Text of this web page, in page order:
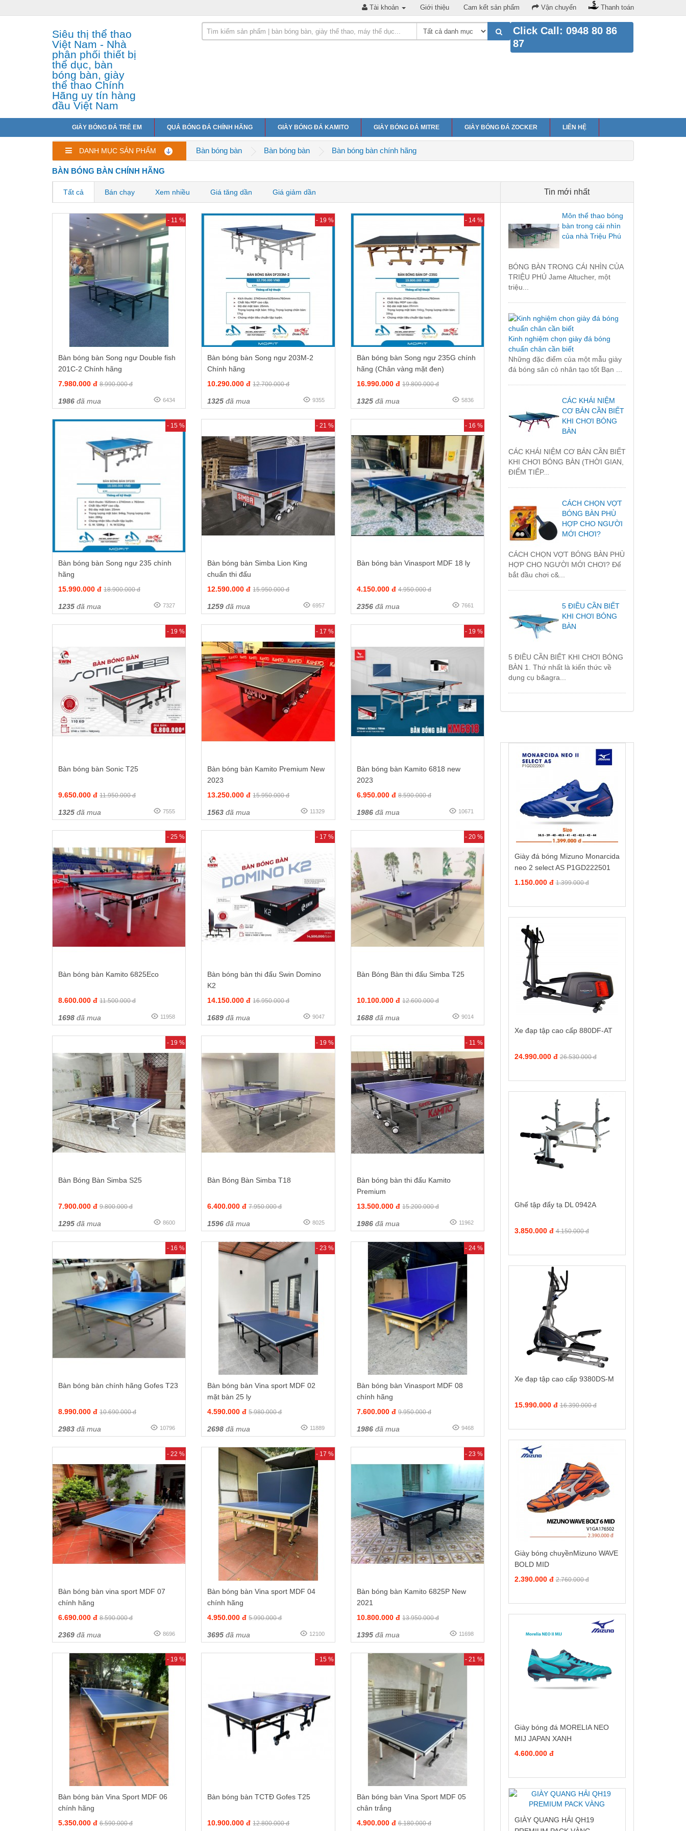
Tài khoản Giới thiệu Cam kết sản phẩm Vận chuyển Thanh toán
Siêu thị thể thao
Việt Nam - Nhà
phân phối thiết bị
thể dục, bàn
bóng bàn, giày
thể thao Chính
Hãng uy tín hàng
đầu Việt Nam
Click Call: 0948 80 86
87
GIÀY BÓNG ĐÁ TRẺ EM QUẢ BÓNG ĐÁ CHÍNH HÃNG GIÀY BÓNG ĐÁ KAMITO GIÀY BÓNG ĐÁ MITRE GIÀY BÓNG ĐÁ ZOCKER LIÊN HỆ
DANH MỤC SẢN PHẨM Bàn bóng bàn Bàn bóng bàn Bàn bóng bàn chính hãng
BÀN BÓNG BÀN CHÍNH HÃNG
Tất cả Bán chạy Xem nhiều Giá tăng dần Giá giảm dần
- 11 %
Bàn bóng bàn Song ngư Double fish
201C-2 Chính hãng
7.980.000 đ 8.990.000 đ
1986 đã mua 6434
- 19 %
Bàn bóng bàn Song ngư 203M-2
Chính hãng
10.290.000 đ 12.700.000 đ
1325 đã mua 9355
- 14 %
Bàn bóng bàn Song ngư 235G chính
hãng (Chân vàng mặt đen)
16.990.000 đ 19.800.000 đ
1325đã mua 5836
- 15 %
Bàn bóng bàn Song ngư 235 chính
hãng
15.990.000 đ 18.900.000 đ
1235 đã mua 7327
- 21 %
Bàn bóng bàn Simba Lion King
chuẩn thi đấu
12.590.000 đ 15.950.000 đ
1259 đã mua 6957
- 16 %
Bàn bóng bàn Vinasport MDF 18 ly
4.150.000 đ 4.950.000 đ
2356đã mua 7661
- 19 %
Bàn bóng bàn Sonic T25
9.650.000 đ 11.950.000 đ
1325 đã mua 7555
- 17 %
Bàn bóng bàn Kamito Premium New
2023
13.250.000 đ 15.950.000 đ
1563 đã mua 11329
- 19 %
Bàn bóng bàn Kamito 6818 new
2023
6.950.000 đ 8.590.000 đ
1986đã mua 10671
- 25 %
Bàn bóng bàn Kamito 6825Eco
8.600.000 đ 11.500.000 đ
1698 đã mua 11958
- 17 %
Bàn bóng bàn thi đấu Swin Domino
K2
14.150.000 đ 16.950.000 đ
1689 đã mua 9047
- 20 %
Bàn Bóng Bàn thi đấu Simba T25
10.100.000 đ 12.600.000 đ
1688đã mua 9014
- 19 %
Bàn Bóng Bàn Simba S25
7.900.000 đ 9.800.000 đ
1295 đã mua 8600
- 19 %
Bàn Bóng Bàn Simba T18
6.400.000 đ 7.950.000 đ
1596 đã mua 8025
- 11 %
Bàn bóng bàn thi đấu Kamito
Premium
13.500.000 đ 15.200.000 đ
1986đã mua 11962
- 16 %
Bàn bóng bàn chính hãng Gofes T23
8.990.000 đ 10.690.000 đ
2983 đã mua 10796
- 23 %
Bàn bóng bàn Vina sport MDF 02
mặt bàn 25 ly
4.590.000 đ 5.980.000 đ
2698 đã mua 11889
- 24 %
Bàn bóng bàn Vinasport MDF 08
chính hãng
7.600.000 đ 9.950.000 đ
1986đã mua 9468
- 22 %
Bàn bóng bàn vina sport MDF 07
chính hãng
6.690.000 đ 8.590.000 đ
2369 đã mua 8696
- 17 %
Bàn bóng bàn Vina sport MDF 04
chính hãng
4.950.000 đ 5.990.000 đ
3695 đã mua 12100
- 23 %
Bàn bóng bàn Kamito 6825P New
2021
10.800.000 đ 13.950.000 đ
1395đã mua 11698
- 19 %
Bàn bóng bàn Vina Sport MDF 06
chính hãng
5.350.000 đ 6.590.000 đ
- 15 %
Bàn bóng bàn TCTĐ Gofes T25
10.900.000 đ 12.800.000 đ
- 21 %
Bàn bóng bàn Vina Sport MDF 05
chân trắng
4.900.000 đ 6.180.000 đ
Tin mới nhất
Môn thể thao bóng
bàn trong cái nhìn
của nhà Triệu Phú
BÓNG BÀN TRONG CÁI NHÌN CỦA
TRIỆU PHÚ Jame Altucher, một
triệu...
Kinh nghiệm chọn giày đá bóng
chuẩn chân cần biết
Những đặc điểm của một mẫu giày
đá bóng sân cỏ nhân tạo tốt Bạn ...
CÁC KHÁI NIỆM
CƠ BẢN CẦN BIẾT
KHI CHƠI BÓNG
BÀN
CÁC KHÁI NIỆM CƠ BẢN CẦN BIẾT
KHI CHƠI BÓNG BÀN (THỜI GIAN,
ĐIỂM TIẾP...
CÁCH CHỌN VỢT
BÓNG BÀN PHÙ
HỢP CHO NGƯỜI
MỚI CHƠI?
CÁCH CHỌN VỢT BÓNG BÀN PHÙ
HỢP CHO NGƯỜI MỚI CHƠI? Để
bắt đầu chơi c&...
5 ĐIỀU CẦN BIẾT
KHI CHƠI BÓNG
BÀN
5 ĐIỀU CẦN BIẾT KHI CHƠI BÓNG
BÀN 1. Thứ nhất là kiến thức về
dụng cụ b&agra...
Giày đá bóng Mizuno Monarcida
neo 2 select AS P1GD222501
1.150.000 đ 1.399.000 đ
Xe đạp tập cao cấp 880DF-AT
24.990.000 đ 26.530.000 đ
Ghế tập đẩy tạ DL 0942A
3.850.000 đ 4.150.000 đ
Xe đạp tập cao cấp 9380DS-M
15.990.000 đ 16.390.000 đ
Giày bóng chuyềnMizuno WAVE
BOLD MID
2.390.000 đ 2.760.000 đ
Giày bóng đá MORELIA NEO
MIJ JAPAN XANH
4.600.000 đ
GIÀY QUANG HẢI QH19